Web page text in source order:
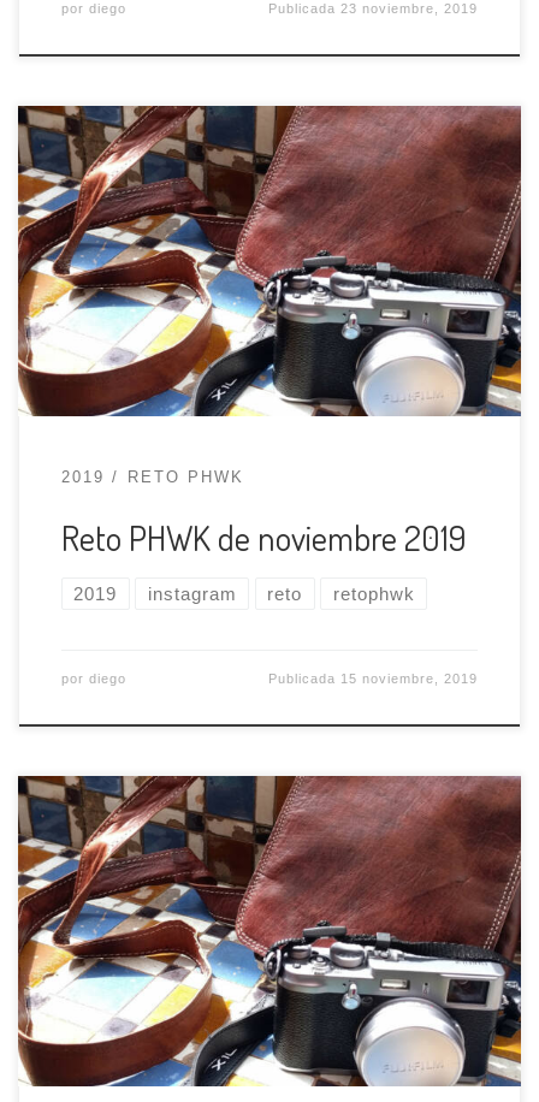
por diego Publicada 23 noviembre, 2019
En este caso compartiremos nuestras fotos bajo
el tema: ➡️ Blanco y Negro⬅️ ¿Quieres participar?
Sigue estos sencillos pasos: Cuelga la foto en tu
perfil con el hashtag #retophwknov2019
Etiqueta o menciona @phwksevilla porque así
nos enteramos que la has presentado. En
algunas ocasiones estar pendiente del hashtag
no es […]
2019 RETO PHWK
Reto PHWK de noviembre 2019
2019 instagram reto retophwk
por diego Publicada 15 noviembre, 2019
La ganadora del reto PHWK de octubre de 2019
ha sido Rocío. Nos ha encantado la forma en la
que ha conseguido plasmar la vida en la ciudad.
Podéis encontrar más fotos suyas en su perfil de
Instagram. El reto de este mes tenía regalo así
que en cuanto nos […]